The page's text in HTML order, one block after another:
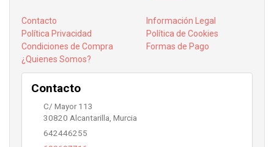
Contacto
Información Legal
Política Privacidad
Política de Cookies
Condiciones de Compra
Formas de Pago
¿Quienes Somos?
Contacto
C/ Mayor 113
30820 Alcantarilla, Murcia
642446255